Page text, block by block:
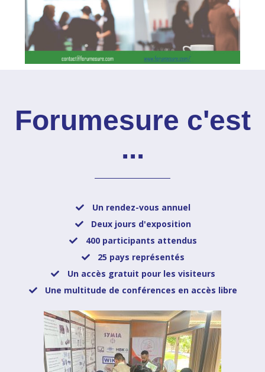
Forumesure c'est
...
Un rendez-vous annuel
Deux jours d'exposition
400 participants attendus
25 pays représentés
Un accès gratuit pour les visiteurs
Une multitude de conférences en accès libre